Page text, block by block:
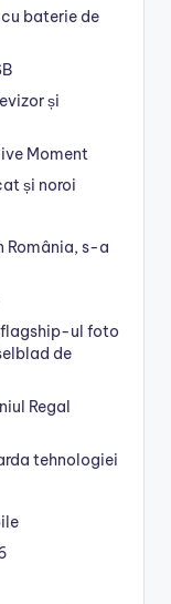
baterie de
și
Moment
și noroi
România, s-a
flagship-ul foto
de
Regal
tehnologiei